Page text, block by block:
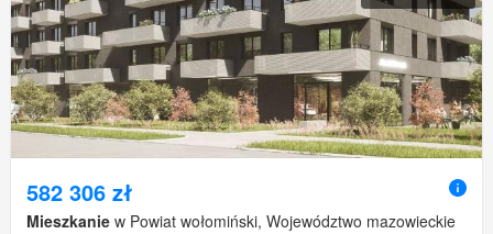
582 306 zł
Mieszkanie w Powiat wołomiński, Województwo mazowieckie